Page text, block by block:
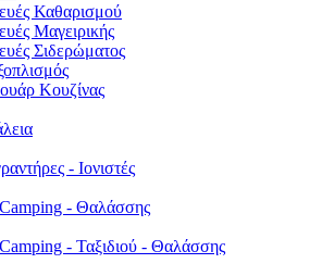
Καθαρισμού
Μαγειρικής
Σιδερώματος
Κουζίνας
- Ιονιστές
- Θαλάσσης
- Ταξιδιού - Θαλάσσης